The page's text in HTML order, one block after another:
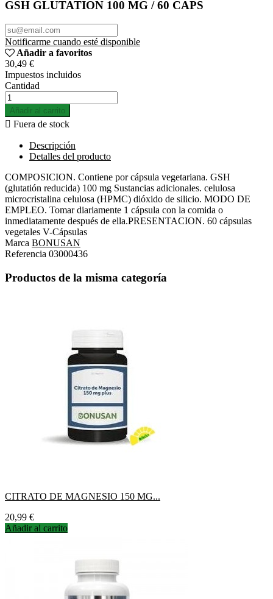
GSH GLUTATION 100 MG / 60 CAPS
Notificarme cuando esté disponible
Añadir a favoritos
30,49 €
Impuestos incluidos
Cantidad
Añadir al carrito
 Fuera de stock
Descripción
Detalles del producto
COMPOSICION. Contiene por cápsula vegetariana. GSH
(glutatión reducida) 100 mg Sustancias adicionales. celulosa
microcristalina celulosa (HPMC) dióxido de silicio. MODO DE
EMPLEO. Tomar diariamente 1 cápsula con la comida o
inmediatamente después de ella.PRESENTACION. 60 cápsulas
vegetales V-Cápsulas
Marca BONUSAN
Referencia 03000436
Productos de la misma categoría
CITRATO DE MAGNESIO 150 MG...
Precio
20,99 €
Añadir al carrito